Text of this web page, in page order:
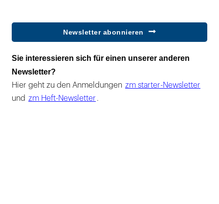
Newsletter abonnieren
Sie interessieren sich für einen unserer anderen
Newsletter?
Hier geht zu den Anmeldungen zm starter-Newsletter
und zm Heft-Newsletter .